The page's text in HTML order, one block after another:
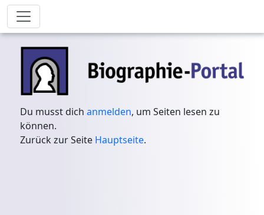
Du musst dichanmelden, um Seiten lesen zu
können.
Zurück zur Seite Hauptseite.